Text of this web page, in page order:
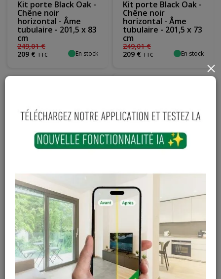
Kit porte Black Oak -
Chêne noir
horizontal - Âme
tubulaire - 201,5 x 83
cm
249,01€
209 € TTC En stock
Kit porte Black Oak -
Chêne noir
horizontal - Âme
tubulaire - 201,5 x 73
cm
249,01€
209 € TTC En stock
horizontal - Âme
tubulaire - 201,5 x 78
cm
249,01€
209€ TTC En stock
horizontale
réversible - 201.5 x
78cm
82,70
€ TTC
×